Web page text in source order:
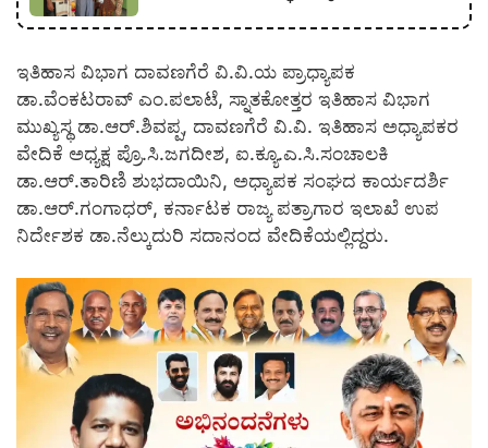
ಇತಿಹಾಸ ವಿಭಾಗ ದಾವಣಗೆರೆ ವಿ.ವಿ.ಯ ಪ್ರಾಧ್ಯಾಪಕ
ಡಾ.ವೆಂಕಟರಾವ್ ಎಂ.ಪಲಾಟೆ, ಸ್ನಾತಕೋತ್ತರ ಇತಿಹಾಸ ವಿಭಾಗ
ಮುಖ್ಯಸ್ಥ ಡಾ.ಆರ್.ಶಿವಪ್ಪ, ದಾವಣಗೆರೆ ವಿ.ವಿ. ಇತಿಹಾಸ ಅಧ್ಯಾಪಕರ
ವೇದಿಕೆ ಅಧ್ಯಕ್ಷ ಪ್ರೊ.ಸಿ.ಜಗದೀಶ, ಐ.ಕ್ಯೂ.ಎ.ಸಿ.ಸಂಚಾಲಕಿ
ಡಾ.ಆರ್.ತಾರಿಣಿ ಶುಭದಾಯಿನಿ, ಅಧ್ಯಾಪಕ ಸಂಘದ ಕಾರ್ಯದರ್ಶಿ
ಡಾ.ಆರ್.ಗಂಗಾಧರ್, ಕರ್ನಾಟಕ ರಾಜ್ಯ ಪತ್ರಾಗಾರ ಇಲಾಖೆ ಉಪ
ನಿರ್ದೇಶಕ ಡಾ.ನೆಲ್ಕುದುರಿ ಸದಾನಂದ ವೇದಿಕೆಯಲ್ಲಿದ್ದರು.